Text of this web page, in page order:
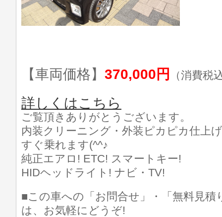
【車両価格】 370,000円 （消費税
詳しくはこちら
ご覧頂きありがとうございます。
内装クリーニング・外装ピカピカ仕上
すぐ乗れます(^^♪
純正エアロ! ETC! スマートキー!
HIDヘッドライト! ナビ・TV!
■この車への「お問合せ」・「無料見積
は、お気軽にどうぞ!